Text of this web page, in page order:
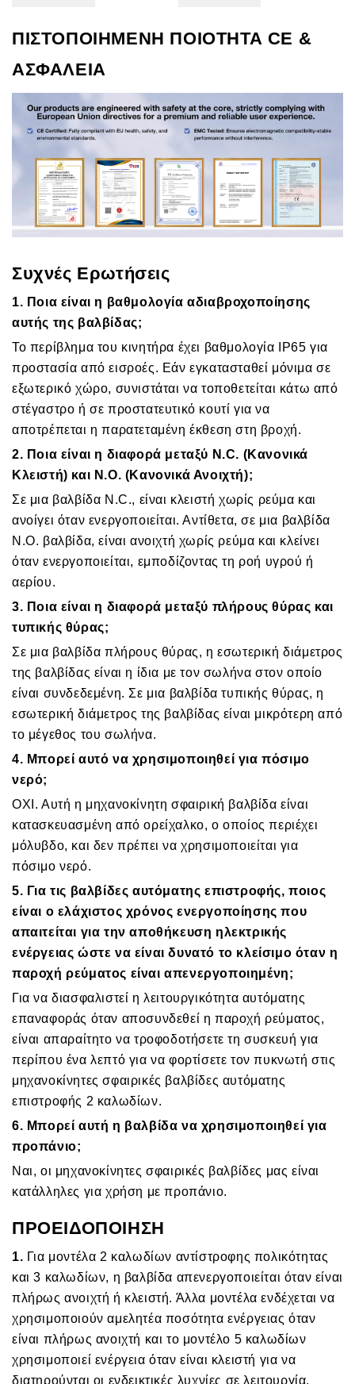
ΠΙΣΤΟΠΟΙΗΜΕΝΗ ΠΟΙΟΤΗΤΑ CE &
ΑΣΦΑΛΕΙΑ
Συχνές Ερωτήσεις
1. Ποια είναι η βαθμολογία αδιαβροχοποίησης
αυτής της βαλβίδας;
Το περίβλημα του κινητήρα έχει βαθμολογία IP65 για
προστασία από εισροές. Εάν εγκατασταθεί μόνιμα σε
εξωτερικό χώρο, συνιστάται να τοποθετείται κάτω από
στέγαστρο ή σε προστατευτικό κουτί για να
αποτρέπεται η παρατεταμένη έκθεση στη βροχή.
2. Ποια είναι η διαφορά μεταξύ N.C. (Κανονικά
Κλειστή) και N.O. (Κανονικά Ανοιχτή);
Σε μια βαλβίδα N.C., είναι κλειστή χωρίς ρεύμα και
ανοίγει όταν ενεργοποιείται. Αντίθετα, σε μια βαλβίδα
N.O. βαλβίδα, είναι ανοιχτή χωρίς ρεύμα και κλείνει
όταν ενεργοποιείται, εμποδίζοντας τη ροή υγρού ή
αερίου.
3. Ποια είναι η διαφορά μεταξύ πλήρους θύρας και
τυπικής θύρας;
Σε μια βαλβίδα πλήρους θύρας, η εσωτερική διάμετρος
της βαλβίδας είναι η ίδια με τον σωλήνα στον οποίο
είναι συνδεδεμένη. Σε μια βαλβίδα τυπικής θύρας, η
εσωτερική διάμετρος της βαλβίδας είναι μικρότερη από
το μέγεθος του σωλήνα.
4. Μπορεί αυτό να χρησιμοποιηθεί για πόσιμο
νερό;
ΟΧΙ. Αυτή η μηχανοκίνητη σφαιρική βαλβίδα είναι
κατασκευασμένη από ορείχαλκο, ο οποίος περιέχει
μόλυβδο, και δεν πρέπει να χρησιμοποιείται για
πόσιμο νερό.
5. Για τις βαλβίδες αυτόματης επιστροφής, ποιος
είναι ο ελάχιστος χρόνος ενεργοποίησης που
απαιτείται για την αποθήκευση ηλεκτρικής
ενέργειας ώστε να είναι δυνατό το κλείσιμο όταν η
παροχή ρεύματος είναι απενεργοποιημένη;
Για να διασφαλιστεί η λειτουργικότητα αυτόματης
επαναφοράς όταν αποσυνδεθεί η παροχή ρεύματος,
είναι απαραίτητο να τροφοδοτήσετε τη συσκευή για
περίπου ένα λεπτό για να φορτίσετε τον πυκνωτή στις
μηχανοκίνητες σφαιρικές βαλβίδες αυτόματης
επιστροφής 2 καλωδίων.
6. Μπορεί αυτή η βαλβίδα να χρησιμοποιηθεί για
προπάνιο;
Ναι, οι μηχανοκίνητες σφαιρικές βαλβίδες μας είναι
κατάλληλες για χρήση με προπάνιο.
ΠΡΟΕΙΔΟΠΟΙΗΣΗ
1. Για μοντέλα 2 καλωδίων αντίστροφης πολικότητας
και 3 καλωδίων, η βαλβίδα απενεργοποιείται όταν είναι
πλήρως ανοιχτή ή κλειστή. Άλλα μοντέλα ενδέχεται να
χρησιμοποιούν αμελητέα ποσότητα ενέργειας όταν
είναι πλήρως ανοιχτή και το μοντέλο 5 καλωδίων
χρησιμοποιεί ενέργεια όταν είναι κλειστή για να
διατηρούνται οι ενδεικτικές λυχνίες σε λειτουργία.